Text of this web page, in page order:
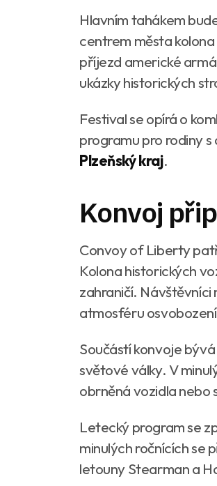
Hlavním tahákem
centrem města
příjezd americké
ukázky historických
Festival se opírá o
programu pro rodiny
Plzeňský kraj.
Konvoj
Convoy of Liberty
Kolona historických
zahraničí.
atmosféru
Součástí konvoje
světové války. V
obrněná vozidla nebo
Letecký program se
minulých ročnících se
letouny Stearman a